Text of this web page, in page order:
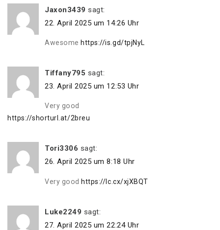
Jaxon3439 sagt:
22. April 2025 um 14:26 Uhr
Awesome https://is.gd/tpjNyL
Tiffany795 sagt:
23. April 2025 um 12:53 Uhr
Very good
https://shorturl.at/2breu
Tori3306 sagt:
26. April 2025 um 8:18 Uhr
Very goodhttps://lc.cx/xjXBQT
Luke2249 sagt:
27. April 2025 um 22:24 Uhr